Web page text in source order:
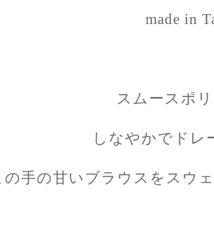
made in
スムースポ
しなやかでドレ
の手の甘いブラウスをスウ